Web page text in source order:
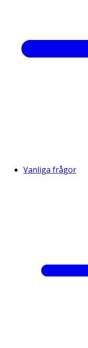
Vanliga frågor